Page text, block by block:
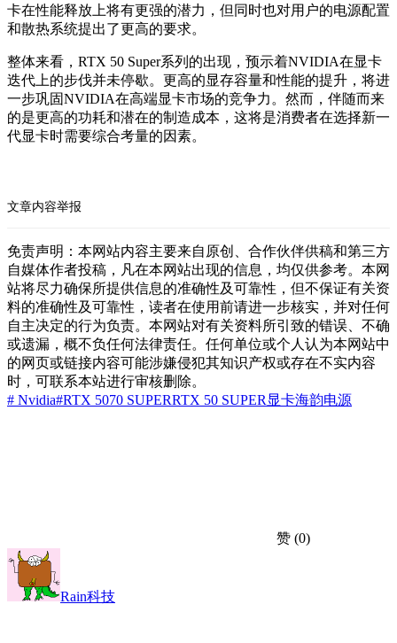
卡在性能释放上将有更强的潜力，但同时也对用户的电源配置
和散热系统提出了更高的要求。
整体来看，RTX 50 Super系列的出现，预示着NVIDIA在显卡
迭代上的步伐并未停歇。更高的显存容量和性能的提升，将进
一步巩固NVIDIA在高端显卡市场的竞争力。然而，伴随而来
的是更高的功耗和潜在的制造成本，这将是消费者在选择新一
代显卡时需要综合考量的因素。
文章内容举报
免责声明：本网站内容主要来自原创、合作伙伴供稿和第三方
自媒体作者投稿，凡在本网站出现的信息，均仅供参考。本网
站将尽力确保所提供信息的准确性及可靠性，但不保证有关资
料的准确性及可靠性，读者在使用前请进一步核实，并对任何
自主决定的行为负责。本网站对有关资料所引致的错误、不确
或遗漏，概不负任何法律责任。任何单位或个人认为本网站中
的网页或链接内容可能涉嫌侵犯其知识产权或存在不实内容
时，可联系本站进行审核删除。
# Nvidia#RTX 5070 SUPERRTX 50 SUPER 显卡海韵电源
赞 (0)
Rain科技